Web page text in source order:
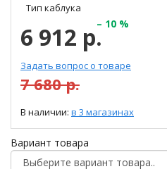
Тип каблука
6 912 р.– 10 %
Задать вопрос о товаре
7 680 р.
В наличии: в 3 магазинах
Вариант товара